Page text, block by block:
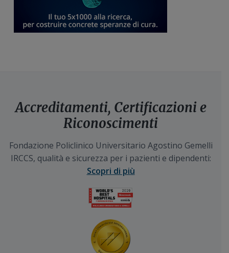
Accreditamenti, Certificazioni e
Riconoscimenti
Fondazione Policlinico Universitario Agostino Gemelli
IRCCS, qualità e sicurezza per i pazienti e dipendenti:
Scopri di più